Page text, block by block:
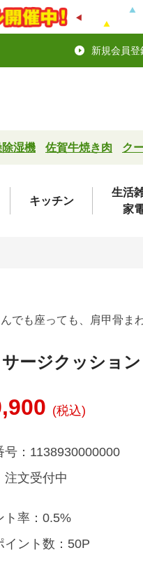
新規会員登
湿機 佐賀牛焼き肉 ク
キッチン
生活
家
でも座っても、肩甲骨ま
ージクッショ
(税込)
： 1138930000000
注文受付中
率： 0.5%
ント数： 50P